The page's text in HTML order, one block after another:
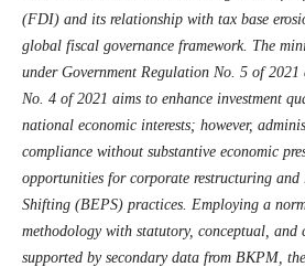
(FDI) and its relationship with tax base
global fiscal governance framework. The
under Government Regulation No. 5 of
No. 4 of 2021 aims to enhance investment
national economic interests; however,
compliance without substantive economic
opportunities for corporate restructuring
Shifting (BEPS) practices. Employing a
methodology with statutory, conceptual, and
supported by secondary data from BKPM,